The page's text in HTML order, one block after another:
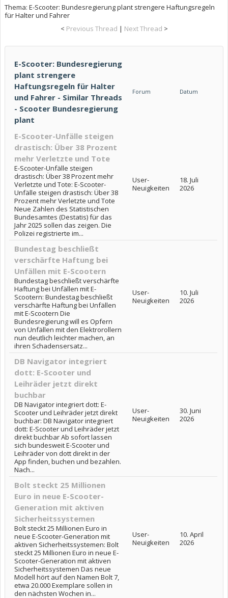
Thema: E-Scooter: Bundesregierung plant strengere Haftungsregeln
für Halter und Fahrer
< Previous Thread | Next Thread >
E-Scooter: Bundesregierung
plant strengere
Haftungsregeln für Halter
und Fahrer - Similar Threads
- Scooter Bundesregierung
plant
Forum Datum
E-Scooter-Unfälle steigen
drastisch: Über 38 Prozent
mehr Verletzte und Tote
E-Scooter-Unfälle steigen
drastisch: Über 38 Prozent mehr
Verletzte und Tote: E-Scooter-
Unfälle steigen drastisch: Über 38
Prozent mehr Verletzte und Tote
Neue Zahlen des Statistischen
Bundesamtes (Destatis) für das
Jahr 2025 sollen das zeigen. Die
Polizei registrierte im...
User-
Neuigkeiten
18. Juli
2026
Bundestag beschließt
verschärfte Haftung bei
Unfällen mit E-Scootern
Bundestag beschließt verschärfte
Haftung bei Unfällen mit E-
Scootern: Bundestag beschließt
verschärfte Haftung bei Unfällen
mit E-Scootern Die
Bundesregierung will es Opfern
von Unfällen mit den Elektrorollern
nun deutlich leichter machen, an
ihren Schadensersatz...
User-
Neuigkeiten
10. Juli
2026
DB Navigator integriert
dott: E-Scooter und
Leihräder jetzt direkt
buchbar
DB Navigator integriert dott: E-
Scooter und Leihräder jetzt direkt
buchbar: DB Navigator integriert
dott: E-Scooter und Leihräder jetzt
direkt buchbar Ab sofort lassen
sich bundesweit E-Scooter und
Leihräder von dott direkt in der
App finden, buchen und bezahlen.
Nach...
User-
Neuigkeiten
30. Juni
2026
Bolt steckt 25 Millionen
Euro in neue E-Scooter-
Generation mit aktiven
Sicherheitssystemen
Bolt steckt 25 Millionen Euro in
neue E-Scooter-Generation mit
aktiven Sicherheitssystemen: Bolt
steckt 25 Millionen Euro in neue E-
Scooter-Generation mit aktiven
Sicherheitssystemen Das neue
Modell hört auf den Namen Bolt 7,
etwa 20.000 Exemplare sollen in
den nächsten Wochen in...
User-
Neuigkeiten
10. April
2026